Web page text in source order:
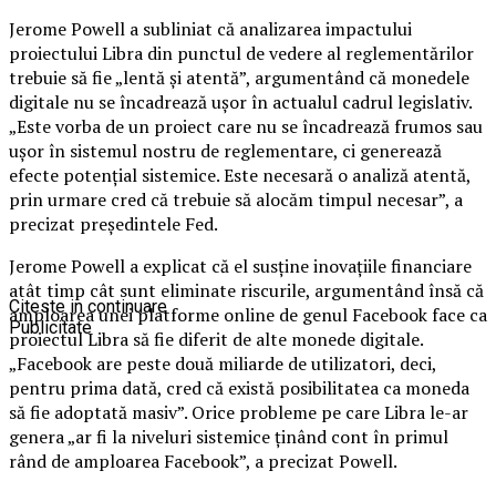
Jerome Powell a subliniat că analizarea impactului
proiectului Libra din punctul de vedere al reglementărilor
trebuie să fie „lentă şi atentă”, argumentând că monedele
digitale nu se încadrează uşor în actualul cadrul legislativ.
„Este vorba de un proiect care nu se încadrează frumos sau
uşor în sistemul nostru de reglementare, ci generează
efecte potenţial sistemice. Este necesară o analiză atentă,
prin urmare cred că trebuie să alocăm timpul necesar”, a
precizat preşedintele Fed.
Jerome Powell a explicat că el susţine inovaţiile financiare
atât timp cât sunt eliminate riscurile, argumentând însă că
amploarea unei platforme online de genul Facebook face ca
proiectul Libra să fie diferit de alte monede digitale.
„Facebook are peste două miliarde de utilizatori, deci,
pentru prima dată, cred că există posibilitatea ca moneda
să fie adoptată masiv”. Orice probleme pe care Libra le-ar
genera „ar fi la niveluri sistemice ţinând cont în primul
rând de amploarea Facebook”, a precizat Powell.
Citeste in continuare
Publicitate